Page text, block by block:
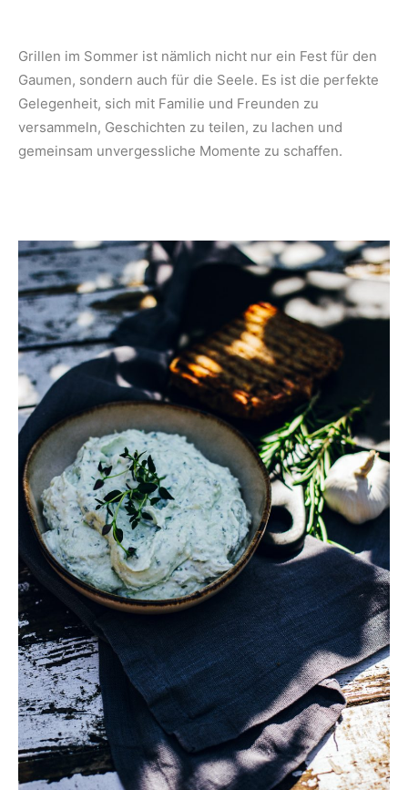
Grillen im Sommer ist nämlich nicht nur ein Fest für den
Gaumen, sondern auch für die Seele. Es ist die perfekte
Gelegenheit, sich mit Familie und Freunden zu
versammeln, Geschichten zu teilen, zu lachen und
gemeinsam unvergessliche Momente zu schaffen.